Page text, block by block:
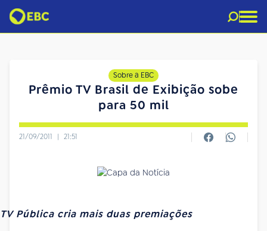
Sobre a EBC
Prêmio TV Brasil de Exibição sobe
para 50 mil
21/09/2011 | 21:51
TV Pública cria mais duas premiações